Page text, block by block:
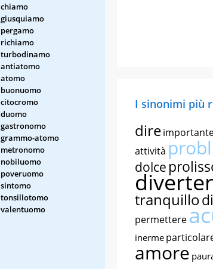
chiamo
giusquiamo
pergamo
richiamo
turbodinamo
antiatomo
atomo
buonuomo
citocromo
duomo
gastronomo
grammo-atomo
metronomo
nobiluomo
poveruomo
sintomo
tonsillotomo
valentuomo
I sinonimi più
dire
attività
dolce
tranquillo
permettere
inerme
amore